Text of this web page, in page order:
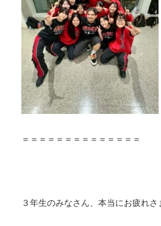
＝＝＝＝＝＝＝＝＝＝＝＝＝＝
３年生のみなさん、本当にお疲れさ